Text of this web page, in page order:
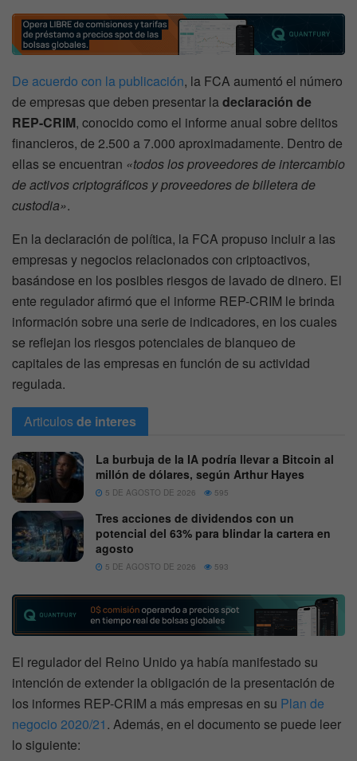
De acuerdo con la publicación, la FCA aumentó el número
de empresas que deben presentar ladeclaración de
REP-CRIM, conocido como el informe anual sobre delitos
financieros, de 2.500 a 7.000 aproximadamente. Dentro de
ellas se encuentran «todos los proveedores de intercambio
de activos criptográficos y proveedores de billetera de
custodia».
En la declaración de política, la FCA propuso incluir a las
empresas y negocios relacionados con criptoactivos,
basándose en los posibles riesgos de lavado de dinero. El
ente regulador afirmó que el informe REP-CRIM le brinda
información sobre una serie de indicadores, en los cuales
se reflejan los riesgos potenciales de blanqueo de
capitales de las empresas en función de su actividad
regulada.
Articulosde interes
La burbuja de la IA podría llevar a Bitcoin al
millón de dólares, según Arthur Hayes
5 DE AGOSTO DE 2026 595
Tres acciones de dividendos con un
potencial del 63% para blindar la cartera en
agosto
5 DE AGOSTO DE 2026 593
El regulador del Reino Unido ya había manifestado su
intención de extender la obligación de la presentación de
los informes REP-CRIM a más empresas en su Plan de
negocio 2020/21. Además, en el documento se puede leer
lo siguiente: